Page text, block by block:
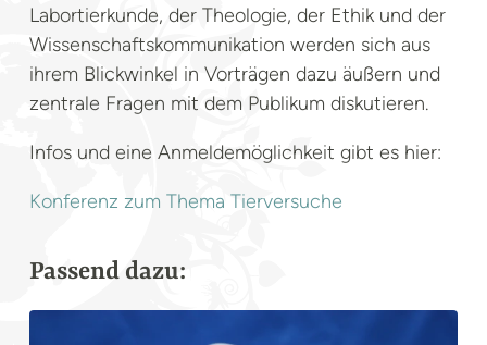
Labortierkunde, der Theologie, der Ethik und der
Wissenschaftskommunikation werden sich aus
ihrem Blickwinkel in Vorträgen dazu äußern und
zentrale Fragen mit dem Publikum diskutieren.
Infos und eine Anmeldemöglichkeit gibt es hier:
Konferenz zum Thema Tierversuche
Passend dazu: